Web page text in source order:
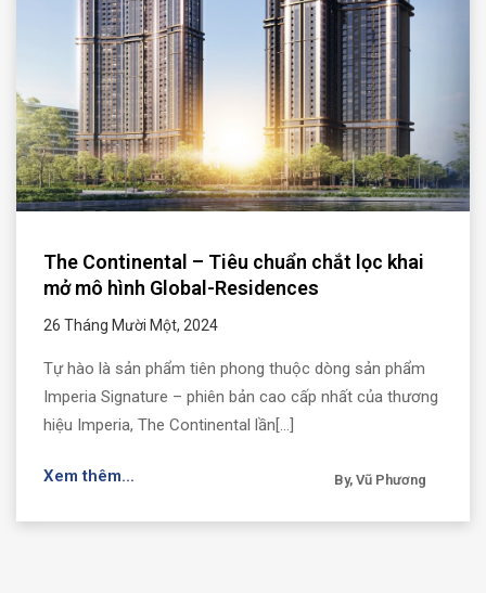
The Continental – Tiêu chuẩn chắt lọc khai
mở mô hình Global-Residences
26 Tháng Mười Một, 2024
Tự hào là sản phẩm tiên phong thuộc dòng sản phẩm
Imperia Signature – phiên bản cao cấp nhất của thương
hiệu Imperia, The Continental lần[...]
Xem thêm... By, Vũ Phương